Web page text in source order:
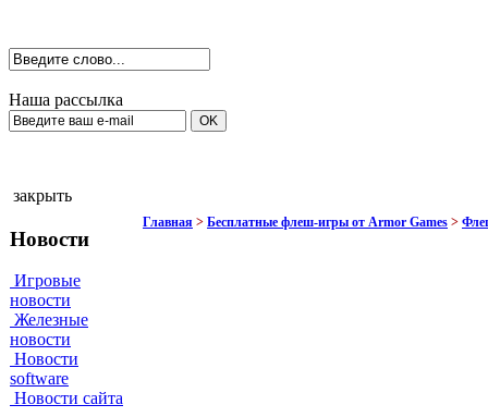
Наша рассылка
закрыть
Новости
Игровые
новости
Железные
новости
Новости
software
Новости сайта
Главная > Бесплатные флеш-игры от Armor Games >